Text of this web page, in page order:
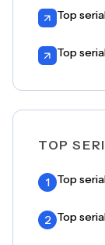
Top
Top
TOP
1 Top
2 Top